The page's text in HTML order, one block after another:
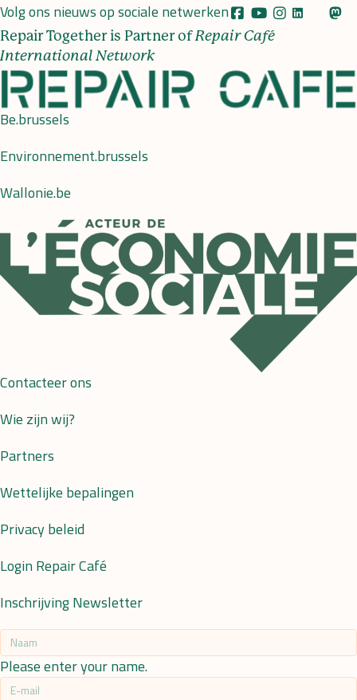
Volg ons nieuws op sociale netwerken
Repair Together is Partner ofRepair Café
International Network
Be.brussels
Environnement.brussels
Wallonie.be
Contacteer ons
Wie zijn wij?
Partners
Wettelijke bepalingen
Privacy beleid
Login Repair Café
Inschrijving Newsletter
Please enter your name.